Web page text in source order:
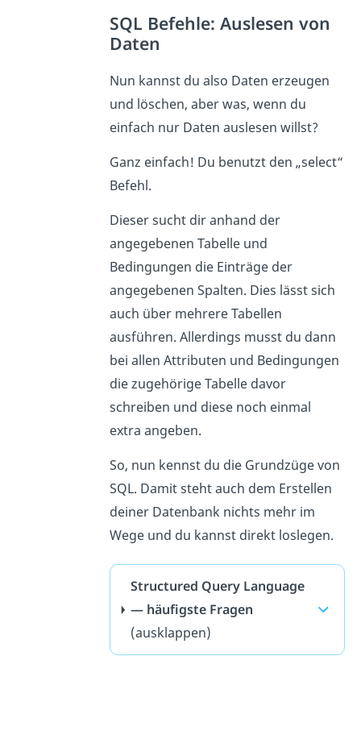
SQL Befehle: Auslesen von
Daten
Nun kannst du also Daten erzeugen
und löschen, aber was, wenn du
einfach nur Daten auslesen willst?
Ganz einfach! Du benutzt den „select“
Befehl.
Dieser sucht dir anhand der
angegebenen Tabelle und
Bedingungen die Einträge der
angegebenen Spalten. Dies lässt sich
auch über mehrere Tabellen
ausführen. Allerdings musst du dann
bei allen Attributen und Bedingungen
die zugehörige Tabelle davor
schreiben und diese noch einmal
extra angeben.
So, nun kennst du die Grundzüge von
SQL. Damit steht auch dem Erstellen
deiner Datenbank nichts mehr im
Wege und du kannst direkt loslegen.
Structured Query Language
— häufigste Fragen
(ausklappen)